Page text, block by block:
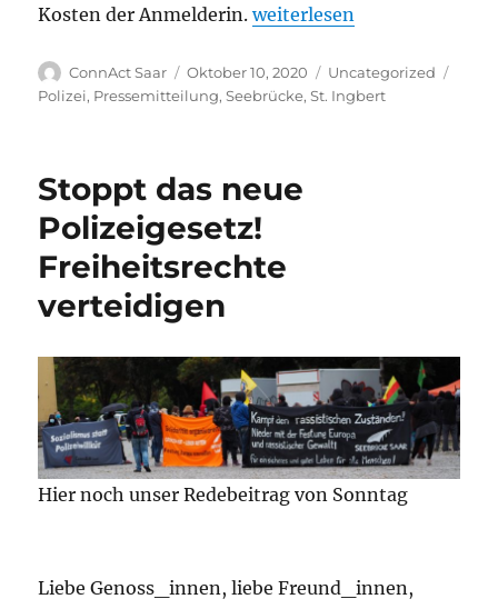
Kosten der Anmelderin.„Pressemitteilung: Die
weiterlesen
Autor
ConnAct Saar
Veröffentlicht
am
Oktober 10, 2020 Kategorien
Uncategorized
Polizei, Pressemitteilung,Seebrücke,St. Ingbert
Stoppt das neue
Polizeigesetz!
Freiheitsrechte
verteidigen
Hier noch unser Redebeitrag von Sonntag
Liebe Genoss_innen, liebe Freund_innen,